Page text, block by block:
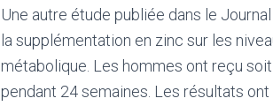
Une autre étude publiée dans le
la supplémentation en zinc sur les
métabolique. Les hommes ont reçu
pendant 24 semaines. Les résultats